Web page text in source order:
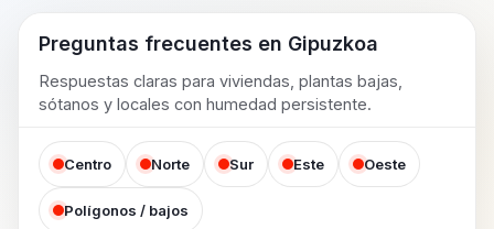
Preguntas frecuentes en Gipuzkoa
Respuestas claras para viviendas, plantas bajas,
sótanos y locales con humedad persistente.
Centro Norte Sur Este Oeste
Polígonos / bajos